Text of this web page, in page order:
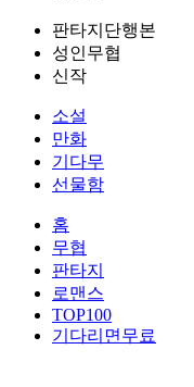
판타지단행본
성인무협
신작
소설
만화
기다무
선물함
홈
무협
판타지
로맨스
TOP100
기다리면무료